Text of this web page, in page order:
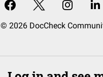
© 2026 DocCheck